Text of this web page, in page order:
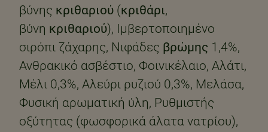
βύνης κριθαριού (κριθάρι,
βύνη κριθαριού), Ιμβερτοποιημένο
σιρόπι ζάχαρης, Νιφάδες βρώμης 1,4%,
Ανθρακικό ασβέστιο, Φοινικέλαιο, Αλάτι,
Μέλι 0,3%, Αλεύρι ρυζιού 0,3%, Μελάσα,
Φυσική αρωματική ύλη, Ρυθμιστής
οξύτητας (φωσφορικά άλατα νατρίου),